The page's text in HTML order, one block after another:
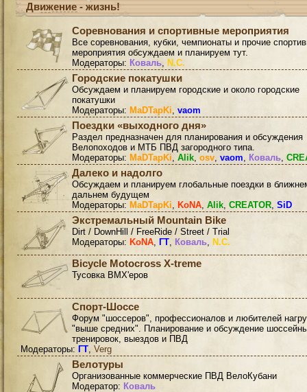
Движение - жизнь!
Соревнования и спортивные мероприятия
Все соревнования, кубки, чемпионаты и прочие
мероприятия обсуждаем и планируем тут.
Модераторы: Коваль, N.C.
Городские покатушки
Обсуждаем и планируем городские и около городские
покатушки
Модераторы: MaDTapKi, vaom
Поездки «выходного дня»
Раздел предназначен для планирования и обсуждения
Велопоходов и МТБ ПВД загородного типа.
Модераторы: MaDTapKi, Alik, osv, vaom, Коваль,
Далеко и надолго
Обсуждаем и планируем глобальные поездки в
дальнем будущем
Модераторы: MaDTapKi, KoNA, Alik, CREATOR, SiD
Экстремальный Mountain Bike
Dirt / DownHill / FreeRide / Street / Trial
Модераторы: KoNA, ГТ, Коваль, N.C.
Bicycle Motocross X-treme
Тусовка BMX'еров
Спорт-Шоссе
Форум "шоссеров", профессионалов и любителей
"выше средних". Планирование и обсуждение
тренировок, выездов и ПВД
Модераторы: ГТ, Verg
Велотуры
Организованные коммерческие ПВД ВелоКубани
Модератор: Коваль